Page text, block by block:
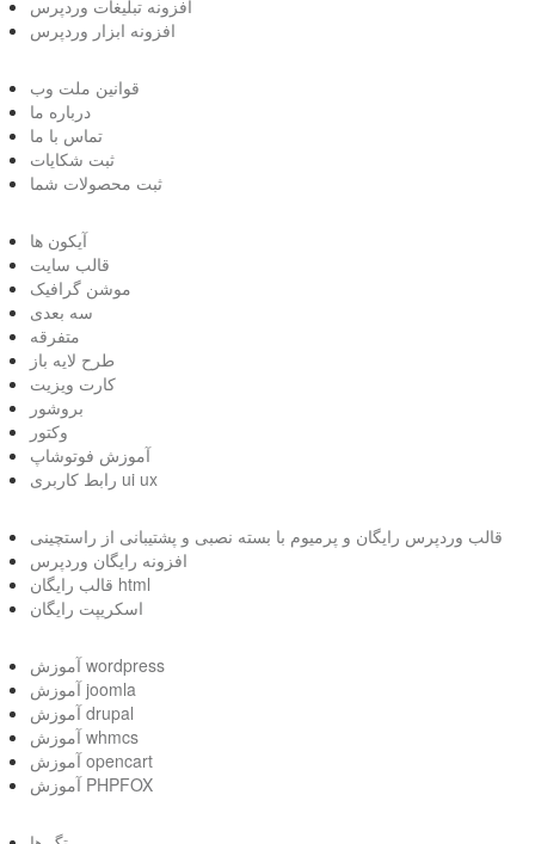
افزونه تبلیغات وردپرس
افزونه ابزار وردپرس
قوانین ملت وب
درباره ما
تماس با ما
ثبت شکایات
ثبت محصولات شما
آیکون ها
قالب سایت
موشن گرافیک
سه بعدی
متفرقه
طرح لایه باز
کارت ویزیت
بروشور
وکتور
آموزش فوتوشاپ
رابط کاربری ui ux
قالب وردپرس رایگان و پرمیوم با بسته نصبی و پشتیبانی از راستچینی
افزونه رایگان وردپرس
قالب رایگان html
اسکریپت رایگان
آموزش wordpress
آموزش joomla
آموزش drupal
آموزش whmcs
آموزش opencart
آموزش PHPFOX